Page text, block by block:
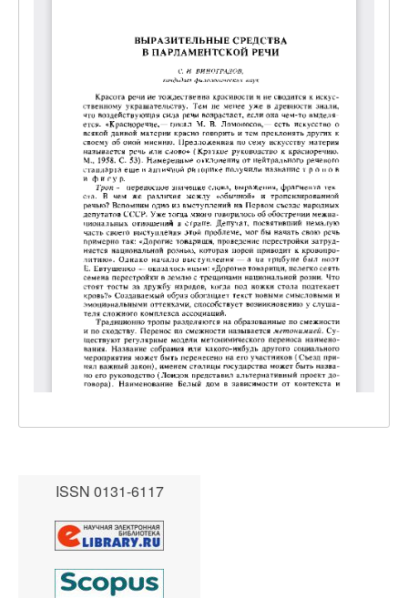
ISSN 0131-6117